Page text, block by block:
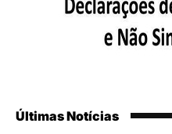
Últimas Notícias